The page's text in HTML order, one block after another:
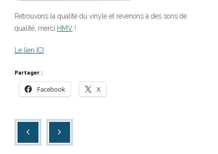
Retrouvons la qualité du vinyle et revenons à des sons de
qualité, merci HMV !
Le lien ICI
Partager :
Facebook X